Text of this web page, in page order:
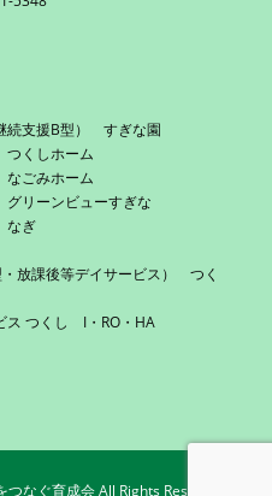
続支援B型） すぎな園
くしホーム
ごみホーム
リーンビューすぎな
なぎ
放課後等デイサービス） つく
ス つくし I・RO・HA
なぐ育成会 All Rights Reserved.